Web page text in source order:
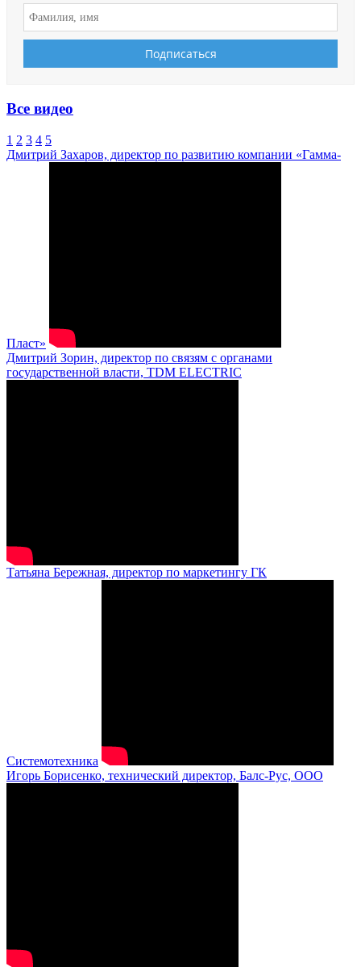
Все видео
1 2 3 4 5
Дмитрий Захаров, директор по развитию компании «Гамма-
Пласт»
Дмитрий Зорин, директор по связям с органами
государственной власти, TDM ELECTRIC
Татьяна Бережная, директор по маркетингу ГК
Системотехника
Игорь Борисенко, технический директор, Балс-Рус, ООО